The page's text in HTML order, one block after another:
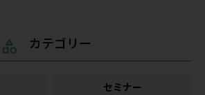
カテゴリー
セミナー